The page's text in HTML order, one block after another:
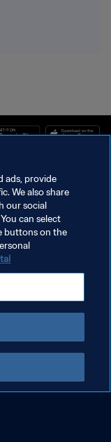
ads, provide
We also share
our social
can select
buttons on the